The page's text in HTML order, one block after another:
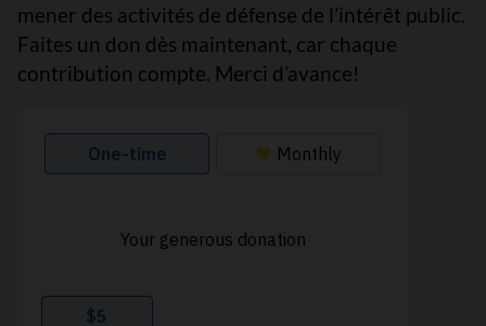
mener des activités de défense de l’intérêt public.
Faites un don dès maintenant, car chaque
contribution compte. Merci d’avance!